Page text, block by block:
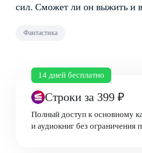
сил. Сможет ли он выжить и
Фантастика
14 дней бесплатно
Строки за 399 ₽
Полный доступ к основному
и аудиокниг без ограничения